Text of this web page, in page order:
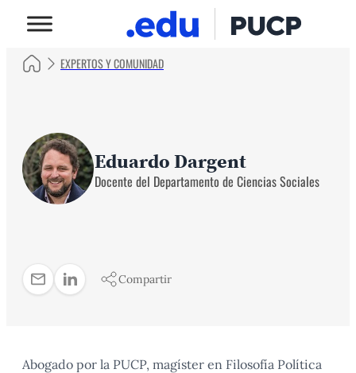
EXPERTOS Y COMUNIDAD
Eduardo Dargent
Docente del Departamento de Ciencias Sociales
Compartir
Abogado por la PUCP, magíster en Filosofía Política